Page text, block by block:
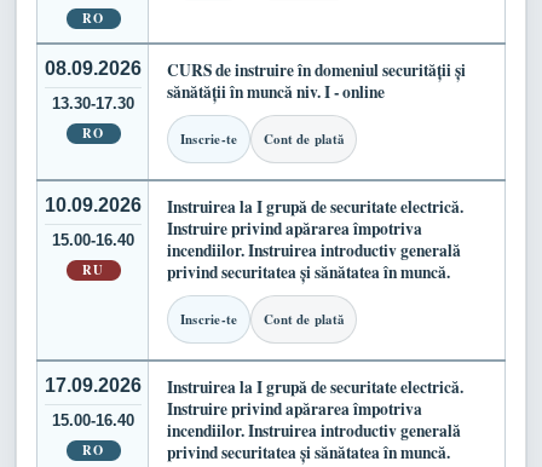
RO
08.09.2026
13.30-17.30
RO
CURS de instruire în domeniul securității și
sănătății în muncă niv. I - online
Inscrie-te Cont de plată
10.09.2026
15.00-16.40
RU
Instruirea la I grupă de securitate electrică.
Instruire privind apărarea împotriva
incendiilor. Instruirea introductiv generală
privind securitatea și sănătatea în muncă.
Inscrie-te Cont de plată
17.09.2026
15.00-16.40
RO
Instruirea la I grupă de securitate electrică.
Instruire privind apărarea împotriva
incendiilor. Instruirea introductiv generală
privind securitatea și sănătatea în muncă.